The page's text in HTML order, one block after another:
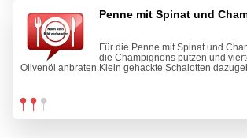
Penne mit Spinat und
Für die Penne mit Spinat und
die Champignons putzen und
Olivenöl anbraten.Klein gehackte Schalotten